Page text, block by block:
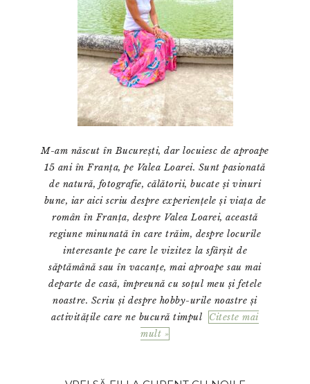
M-am născut în București, dar locuiesc de aproape
15 ani în Franța, pe Valea Loarei. Sunt pasionată
de natură, fotografie, călătorii, bucate și vinuri
bune, iar aici scriu despre experiențele și viața de
român în Franța, despre Valea Loarei, această
regiune minunată în care trăim, despre locurile
interesante pe care le vizitez la sfârșit de
săptămână sau în vacanțe, mai aproape sau mai
departe de casă, împreună cu soțul meu și fetele
noastre. Scriu și despre hobby-urile noastre și
activitățile care ne bucură timpul
Citeste mai
mult »